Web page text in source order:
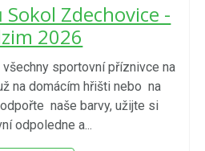
Sokol Zdechovice -
2026
sportovní příznivce na
na domácím hřišti nebo na
naše barvy, užijte si
odpoledne a...